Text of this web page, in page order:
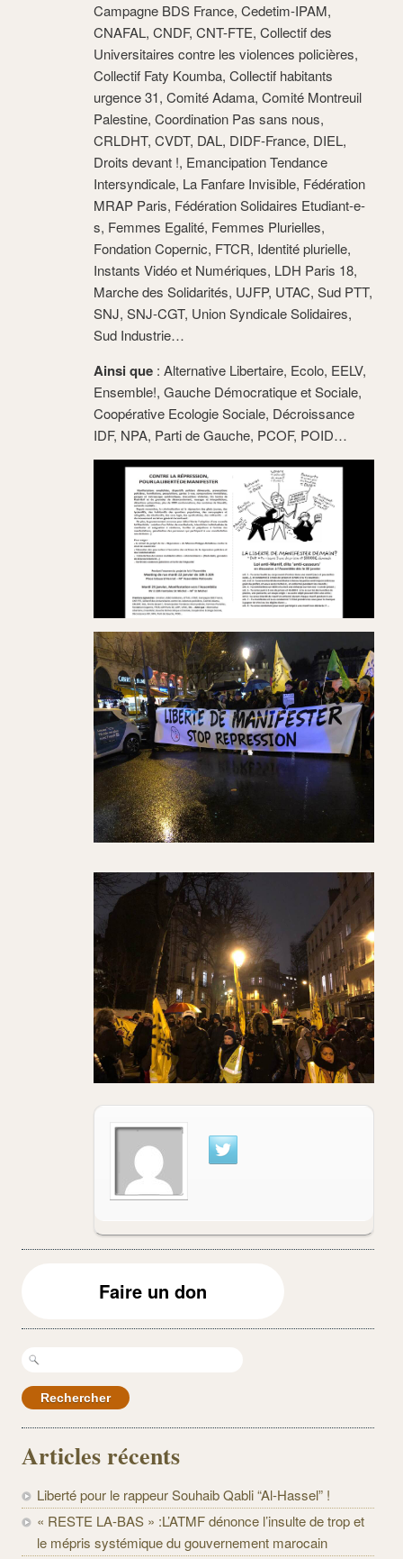
Campagne BDS France, Cedetim-IPAM,
CNAFAL, CNDF, CNT-FTE, Collectif des
Universitaires contre les violences policières,
Collectif Faty Koumba, Collectif habitants
urgence 31, Comité Adama, Comité Montreuil
Palestine, Coordination Pas sans nous,
CRLDHT, CVDT, DAL, DIDF-France, DIEL,
Droits devant !, Emancipation Tendance
Intersyndicale, La Fanfare Invisible, Fédération
MRAP Paris, Fédération Solidaires Etudiant-e-
s, Femmes Egalité, Femmes Plurielles,
Fondation Copernic, FTCR, Identité plurielle,
Instants Vidéo et Numériques, LDH Paris 18,
Marche des Solidarités, UJFP, UTAC, Sud PTT,
SNJ, SNJ-CGT, Union Syndicale Solidaires,
Sud Industrie…
Ainsi que : Alternative Libertaire, Ecolo, EELV,
Ensemble!, Gauche Démocratique et Sociale,
Coopérative Ecologie Sociale, Décroissance
IDF, NPA, Parti de Gauche, PCOF, POID…
Faire un don
Rechercher :
Articles récents
Liberté pour le rappeur Souhaib Qabli “Al-Hassel” !
« RESTE LA-BAS » :L’ATMF dénonce l’insulte de trop et
le mépris systémique du gouvernement marocain